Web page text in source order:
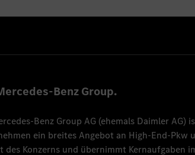
Benz Group.
Benz Group AG (ehemals Daimler AG)
ein breites Angebot an High-End-Pkw
des Konzerns und übernimmt Kernaufgaben